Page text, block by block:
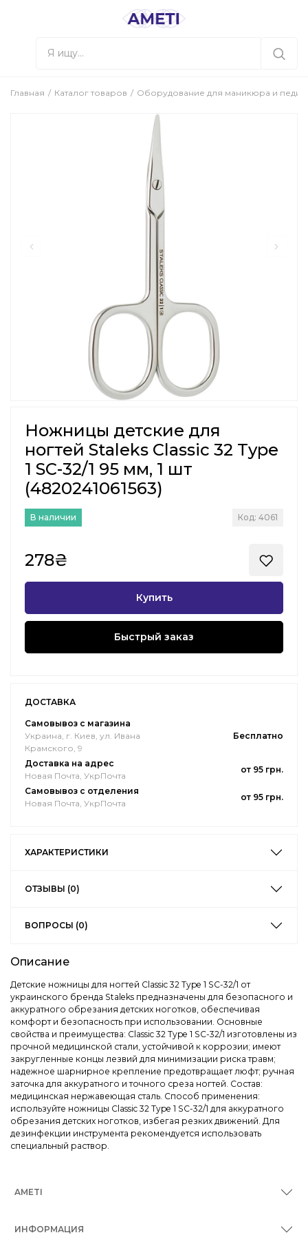
Главная Каталог товаров Оборудование для маникюра и
Ножницы детские для
ногтей Staleks Classic 32 Type
1 SC-32/1 95 мм, 1 шт
(4820241061563)
В наличии Код: 4061
278₴
Купить
Быстрый заказ
ДОСТАВКА
Самовывоз с магазина
Украина, г. Киев, ул. Ивана
Крамского, 9
Бесплатно
Доставка на адрес
Новая Почта, УкрПочта
от 95 грн.
Самовывоз с отделения
Новая Почта, УкрПочта
от 95 грн.
ХАРАКТЕРИСТИКИ
ОТЗЫВЫ (0)
ВОПРОСЫ (0)
Описание
Детские ножницы для ногтей Classic 32 Type 1 SC-32/1 от
украинского бренда Staleks предназначены для безопасного и
аккуратного обрезания детских ноготков, обеспечивая
комфорт и безопасность при использовании. Основные
свойства и преимущества: Classic 32 Type 1 SC-32/1 изготовлены из
прочной медицинской стали, устойчивой к коррозии; имеют
закругленные концы лезвий для минимизации риска травм;
надежное шарнирное крепление предотвращает люфт; ручная
заточка для аккуратного и точного среза ногтей. Состав:
медицинская нержавеющая сталь. Способ применения:
используйте ножницы Classic 32 Type 1 SC-32/1 для аккуратного
обрезания детских ноготков, избегая резких движений. Для
дезинфекции инструмента рекомендуется использовать
специальный раствор.
AMETI
ИНФОРМАЦИЯ